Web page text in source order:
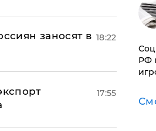
заносят в 18:22
17:55
РФ